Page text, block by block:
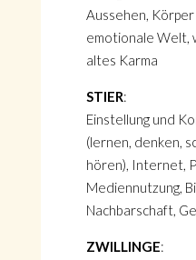
Aussehen, Körper
emotionale Welt,
altes Karma
STIER:
Einstellung und
(lernen, denken,
hören), Internet,
Mediennutzung,
Nachbarschaft,
ZWILLINGE: